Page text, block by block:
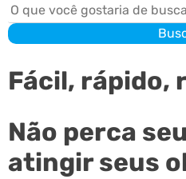
Buscar
Fácil, rápido,
Não perca
atingir seus